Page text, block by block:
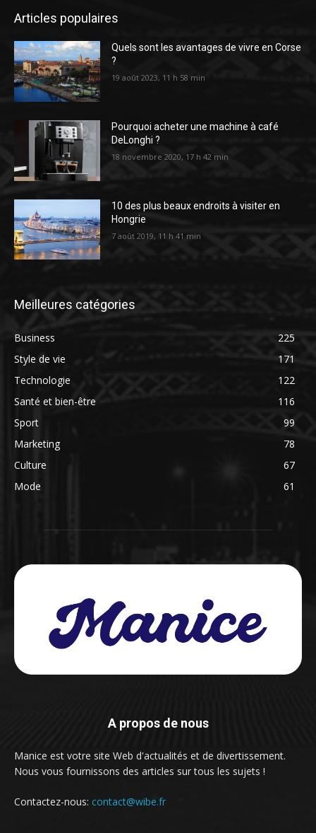
Articles populaires
Quels sont les avantages de vivre en Corse
?
19 août 2023, 11 h 58 min
Pourquoi acheter une machine à café
DeLonghi ?
18 novembre 2020, 17 h 42 min
10 des plus beaux endroits à visiter en
Hongrie
7 août 2019, 11 h 41 min
Meilleures catégories
Business
225
Style de vie
171
Technologie
122
Santé et bien-être
116
Sport
99
Marketing
78
Culture
67
Mode
61
A propos de nous
Manice est votre site Web d'actualités et de divertissement.
Nous vous fournissons des articles sur tous les sujets !
Contactez-nous: contact@wibe.fr